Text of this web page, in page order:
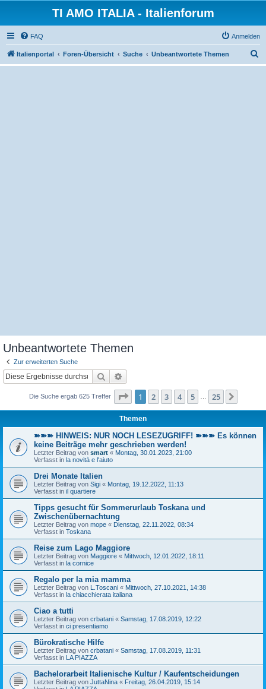
TI AMO ITALIA - Italienforum
FAQ Anmelden
Italienportal Foren-Übersicht Suche Unbeantwortete Themen
u
Unbeantwortete Themen
Zur erweiterten Suche
Suche
Die Suche ergab 625 Treffer Seite 1von 25
1 2 3 4 5 25
Themen
➽➽➽ HINWEIS: NUR NOCH LESEZUGRIFF! ➽➽➽ Es können
keine Beiträge mehr geschrieben werden!
Letzter Beitrag von smart « Montag, 30.01.2023, 21:00
Verfasst in la novità e l'aiuto
Drei Monate Italien
Letzter Beitrag von Sigi « Montag, 19.12.2022, 11:13
Verfasst in il quartiere
Tipps gesucht für Sommerurlaub Toskana und
Zwischenübernachtung
Letzter Beitrag von mope « Dienstag, 22.11.2022, 08:34
Verfasst in Toskana
Reise zum Lago Maggiore
Letzter Beitrag von Maggiore « Mittwoch, 12.01.2022, 18:11
Verfasst in la cornice
Regalo per la mia mamma
Letzter Beitrag von L.Toscani « Mittwoch, 27.10.2021, 14:38
Verfasst in la chiacchierata italiana
Ciao a tutti
Letzter Beitrag von crbatani « Samstag, 17.08.2019, 12:22
Verfasst in ci presentiamo
Bürokratische Hilfe
Letzter Beitrag von crbatani « Samstag, 17.08.2019, 11:31
Verfasst in LA PIAZZA
Bachelorarbeit Italienische Kultur / Kaufentscheidungen
Letzter Beitrag von JuttaNina « Freitag, 26.04.2019, 15:14